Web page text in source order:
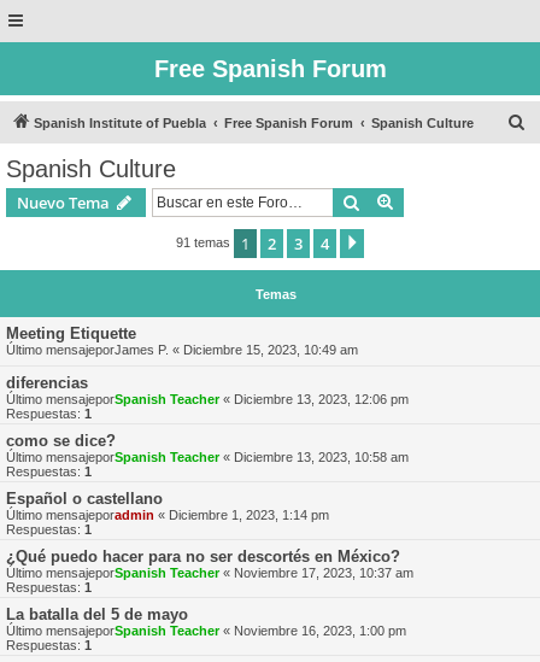
Free Spanish Forum
Spanish Institute of Puebla Free Spanish Forum Spanish Culture
Spanish Culture
Nuevo Tema Buscar
91 temas 1 2 3 4
Temas
Meeting Etiquette
Último mensajeporJames P. « Diciembre 15, 2023, 10:49 am
diferencias
Último mensajeporSpanish Teacher« Diciembre 13, 2023, 12:06 pm
Respuestas: 1
como se dice?
Último mensajeporSpanish Teacher« Diciembre 13, 2023, 10:58 am
Respuestas: 1
Español o castellano
Último mensajeporadmin « Diciembre 1, 2023, 1:14 pm
Respuestas: 1
¿Qué puedo hacer para no ser descortés en México?
Último mensajeporSpanish Teacher« Noviembre 17, 2023, 10:37 am
Respuestas: 1
La batalla del 5 de mayo
Último mensajeporSpanish Teacher« Noviembre 16, 2023, 1:00 pm
Respuestas: 1